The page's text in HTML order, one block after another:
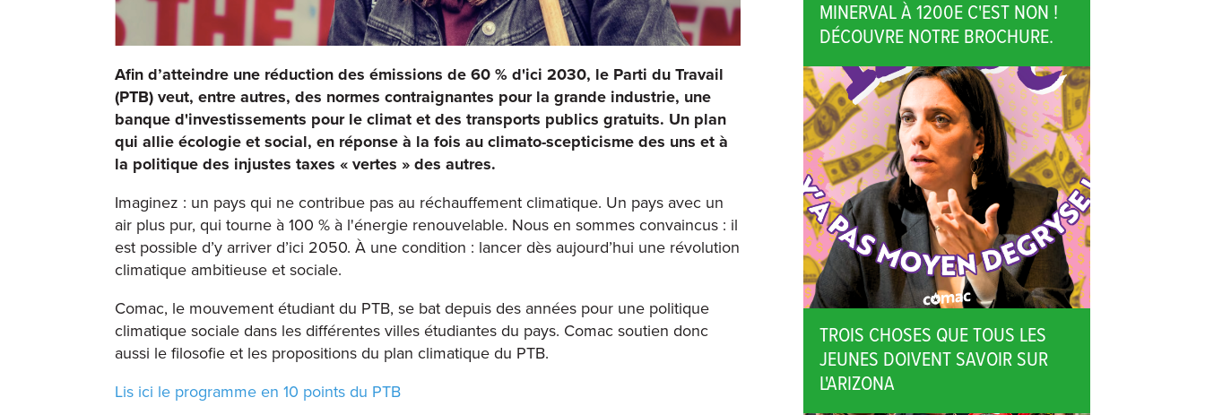
Afin d’atteindre une réduction des émissions de 60 % d'ici 2030, le Parti du Travail
(PTB) veut, entre autres, des normes contraignantes pour la grande industrie, une
banque d'investissements pour le climat et des transports publics gratuits. Un plan
qui allie écologie et social, en réponse à la fois au climato-scepticisme des uns et à
la politique des injustes taxes « vertes » des autres.
Imaginez : un pays qui ne contribue pas au réchauffement climatique. Un pays avec un
air plus pur, qui tourne à 100 % à l'énergie renouvelable. Nous en sommes convaincus : il
est possible d’y arriver d’ici 2050. À une condition : lancer dès aujourd’hui une révolution
climatique ambitieuse et sociale.
Comac, le mouvement étudiant du PTB, se bat depuis des années pour une politique
climatique sociale dans les différentes villes étudiantes du pays. Comac soutien donc
aussi le filosofie et les propositions du plan climatique du PTB.
Lis ici le programme en 10 points du PTB
MINERVAL À 1200E C'EST NON !
DÉCOUVRE NOTRE BROCHURE.
TROIS CHOSES QUE TOUS LES
JEUNES DOIVENT SAVOIR SUR
L'ARIZONA